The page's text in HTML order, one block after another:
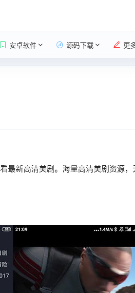
安卓软件 源码下载 更
最新高清美剧。海量高清美剧资源，